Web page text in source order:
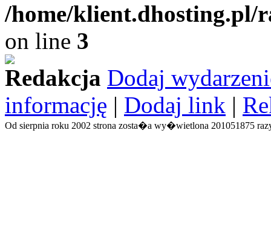
/home/
on line 3
Redakcja Dodaj
informację | Dodaj link |
Od sierpnia roku 2002 strona zosta�a wy�wietlona 201051875